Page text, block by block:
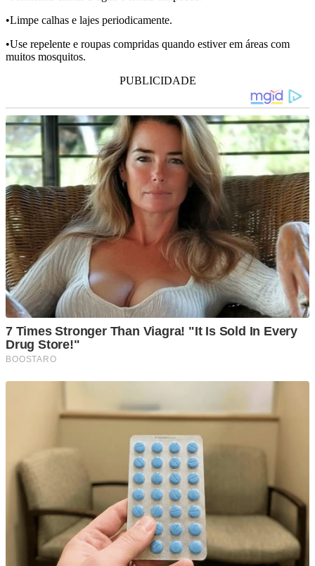
•Limpe calhas e lajes periodicamente.
•Use repelente e roupas compridas quando estiver em áreas com
muitos mosquitos.
PUBLICIDADE